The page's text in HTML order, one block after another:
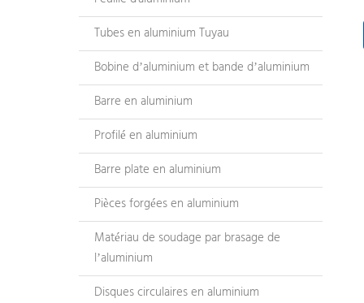
Tubes en aluminium Tuyau
Bobine d’aluminium et bande d’aluminium
Barre en aluminium
Profilé en aluminium
Barre plate en aluminium
Pièces forgées en aluminium
Matériau de soudage par brasage de
l’aluminium
Disques circulaires en aluminium